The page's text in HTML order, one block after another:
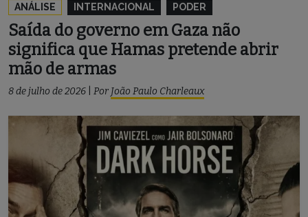
ANÁLISE INTERNACIONAL PODER
Saída do governo em Gaza não
significa que Hamas pretende abrir
mão de armas
8 de julho de 2026 Por João Paulo Charleaux